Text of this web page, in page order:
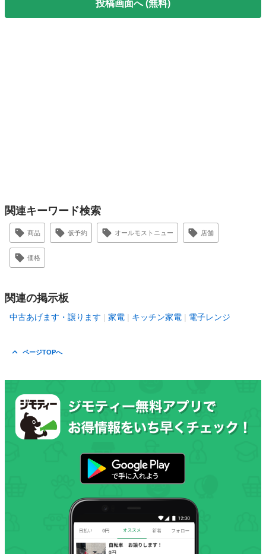
投稿画面へ (無料)
関連キーワード検索
商品 仮予約 オールモストニュー 店舗
価格
関連の掲示板
中古あげます・譲ります 家電 キッチン家電 電子レンジ
ページTOPへ